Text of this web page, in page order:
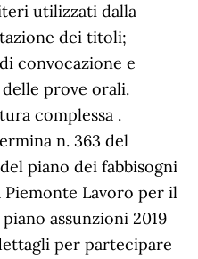
utilizzati dalla
dei titoli;
convocazione e
prove orali.
complessa .
n. 363 del
piano dei fabbisogni
Piemonte Lavoro per il
assunzioni 2019
per partecipare